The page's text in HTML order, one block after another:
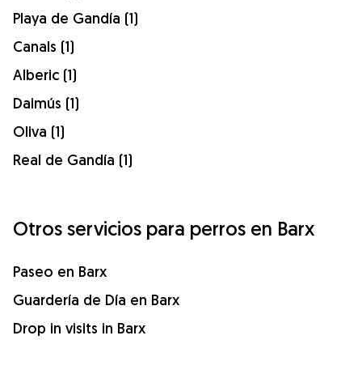
Playa de Gandía (1)
Canals (1)
Alberic (1)
Daimús (1)
Oliva (1)
Real de Gandía (1)
Otros servicios para perros en Barx
Paseo en Barx
Guardería de Día en Barx
Drop in visits in Barx